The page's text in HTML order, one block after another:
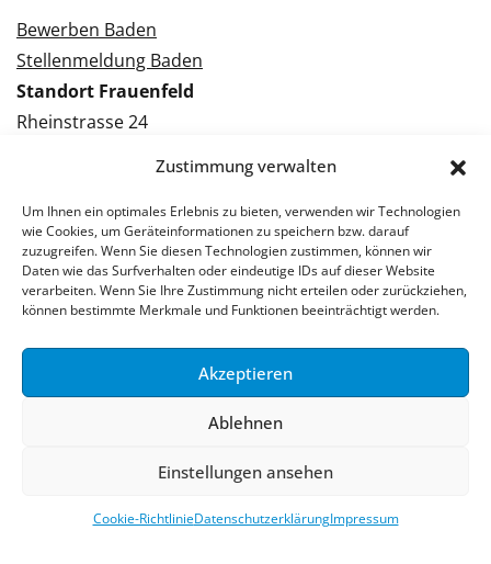
Zustimmung verwalten
Um Ihnen ein optimales Erlebnis zu bieten, verwenden wir Technologien
wie Cookies, um Geräteinformationen zu speichern bzw. darauf
zuzugreifen. Wenn Sie diesen Technologien zustimmen, können wir
Daten wie das Surfverhalten oder eindeutige IDs auf dieser Website
verarbeiten. Wenn Sie Ihre Zustimmung nicht erteilen oder zurückziehen,
können bestimmte Merkmale und Funktionen beeinträchtigt werden.
Akzeptieren
Ablehnen
Einstellungen ansehen
Cookie-RichtlinieDatenschutzerklärungImpressum
Bewerben Baden
Stellenmeldung Baden
Standort Frauenfeld
Rheinstrasse 24
Kontakt Frauenfeld
Bewerben Frauenfeld
Stellenmeldung Frauenfeld
© 2026 Stellenpartner AG
Datenschutzerklärung